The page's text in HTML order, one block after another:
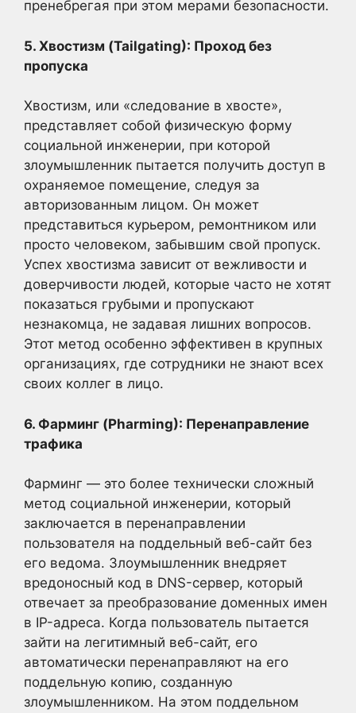
пренебрегая при этом мерами безопасности.
5. Хвостизм (Tailgating): Проход без
пропуска
Хвостизм, или «следование в хвосте»,
представляет собой физическую форму
социальной инженерии, при которой
злоумышленник пытается получить доступ в
охраняемое помещение, следуя за
авторизованным лицом. Он может
представиться курьером, ремонтником или
просто человеком, забывшим свой пропуск.
Успех хвостизма зависит от вежливости и
доверчивости людей, которые часто не хотят
показаться грубыми и пропускают
незнакомца, не задавая лишних вопросов.
Этот метод особенно эффективен в крупных
организациях, где сотрудники не знают всех
своих коллег в лицо.
6. Фарминг (Pharming): Перенаправление
трафика
Фарминг — это более технически сложный
метод социальной инженерии, который
заключается в перенаправлении
пользователя на поддельный веб-сайт без
его ведома. Злоумышленник внедряет
вредоносный код в DNS-сервер, который
отвечает за преобразование доменных имен
в IP-адреса. Когда пользователь пытается
зайти на легитимный веб-сайт, его
автоматически перенаправляют на его
поддельную копию, созданную
злоумышленником. На этом поддельном